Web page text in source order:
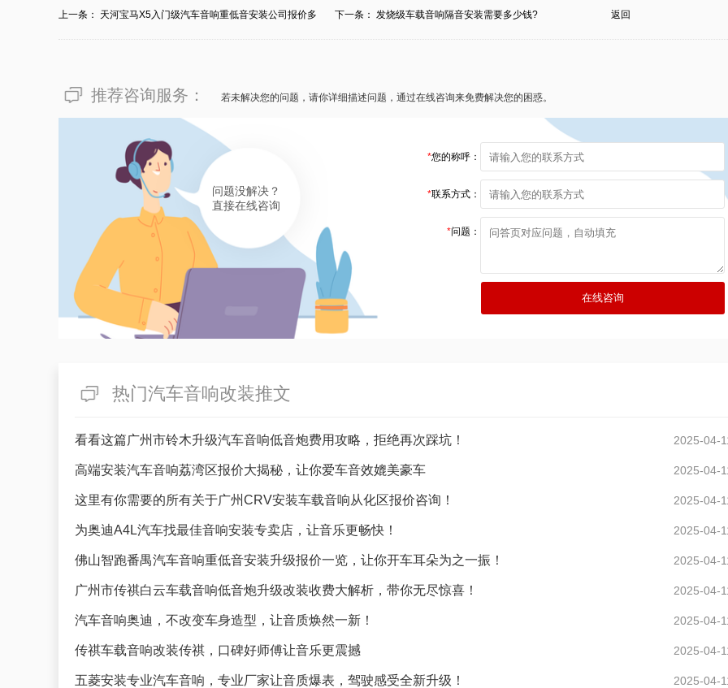
汽车音响改装，为3系GT客户提供心灵手巧的精神面貌，和符合的广东省无损汽车音响改装价格。
上一条： 天河宝马X5入门级汽车音响重低音安装公司报价多
下一条： 发烧级车载音响隔音安装需要多少钱? 返回
推荐咨询服务： 若未解决您的问题，请你详细描述问题，通过在线咨询来免费解决您的困惑。
问题没解决？
直接在线咨询
*您的称呼：
*联系方式：
*问题：
热门汽车音响改装推文
看看这篇广州市铃木升级汽车音响低音炮费用攻略，拒绝再次踩坑！ 2025-04-
高端安装汽车音响荔湾区报价大揭秘，让你爱车音效媲美豪车 2025-04-
这里有你需要的所有关于广州CRV安装车载音响从化区报价咨询！ 2025-04-
为奥迪A4L汽车找最佳音响安装专卖店，让音乐更畅快！ 2025-04-
佛山智跑番禺汽车音响重低音安装升级报价一览，让你开车耳朵为之一振！ 2025-04-
广州市传祺白云车载音响低音炮升级改装收费大解析，带你无尽惊喜！ 2025-04-
汽车音响奥迪，不改变车身造型，让音质焕然一新！ 2025-04-
传祺车载音响改装传祺，口碑好师傅让音乐更震撼 2025-04-
五菱安装专业汽车音响，专业厂家让音质爆表，驾驶感受全新升级！ 2025-04-